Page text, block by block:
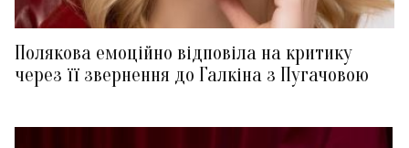
Полякова емоційно відповіла на критику
через її звернення до Галкіна з Пугачовою